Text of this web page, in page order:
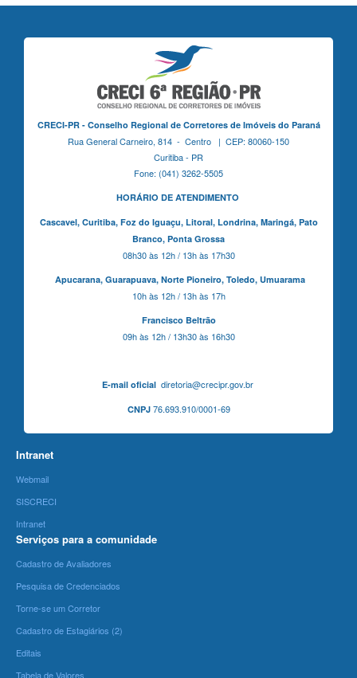
CRECI-PR - Conselho Regional de Corretores de Imóveis do Paraná
Rua General Carneiro, 814 - Centro | CEP: 80060-150
Curitiba - PR
Fone: (041) 3262-5505
HORÁRIO DE ATENDIMENTO
Cascavel, Curitiba,Foz do Iguaçu, Litoral, Londrina, Maringá, Pato
Branco, Ponta Grossa
08h30 às 12h / 13h às 17h30
Apucarana, Guarapuava, Norte Pioneiro, Toledo, Umuarama
10h às 12h / 13h às 17h
Francisco Beltrão
09h às 12h / 13h30 às 16h30
E-mail oficialdiretoria@crecipr.gov.br
CNPJ76.693.910/0001-69
Intranet
Webmail
SISCRECI
Intranet
Serviços para a comunidade
Cadastro de Avaliadores
Pesquisa de Credenciados
Torne-se um Corretor
Cadastro de Estagiários (2)
Editais
Tabela de Valores